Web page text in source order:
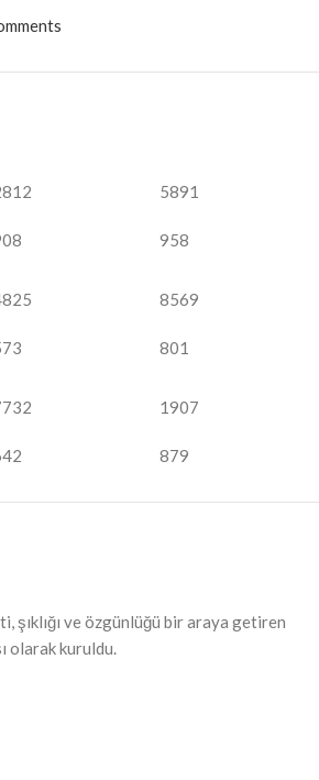
5891
958
8569
801
1907
879
şıklığı ve özgünlüğü bir araya getiren
olarak kuruldu.